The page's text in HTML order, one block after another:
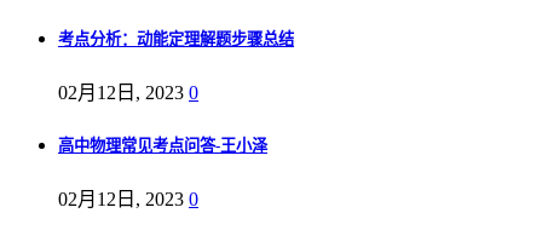
考点分析：动能定理解题步骤总结
02月12日, 2023 0
高中物理常见考点问答-王小泽
02月12日, 2023 0